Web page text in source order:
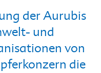
der Aurubis
und
von
die